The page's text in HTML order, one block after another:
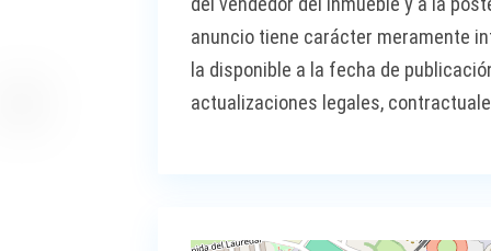
anuncio tiene carácter meramente
la disponible a la fecha de
actualizaciones legales,